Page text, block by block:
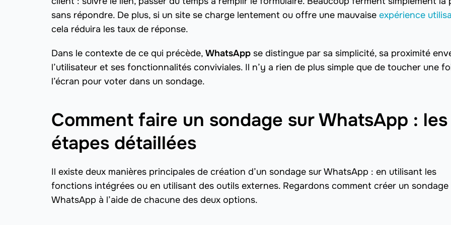
sans répondre. De plus, si un site se charge lentement ou offre une mauvaise expérience
cela réduira les taux de réponse.
Dans le contexte de ce qui précède, WhatsApp se distingue par sa simplicité, sa proximité
l’utilisateur et ses fonctionnalités conviviales. Il n’y a rien de plus simple que de toucher une
l’écran pour voter dans un sondage.
Comment faire un sondage sur WhatsApp : les
étapes détaillées
Il existe deux manières principales de création d’un sondage sur WhatsApp : en utilisant les
fonctions intégrées ou en utilisant des outils externes. Regardons comment créer un sondage
WhatsApp à l’aide de chacune des deux options.